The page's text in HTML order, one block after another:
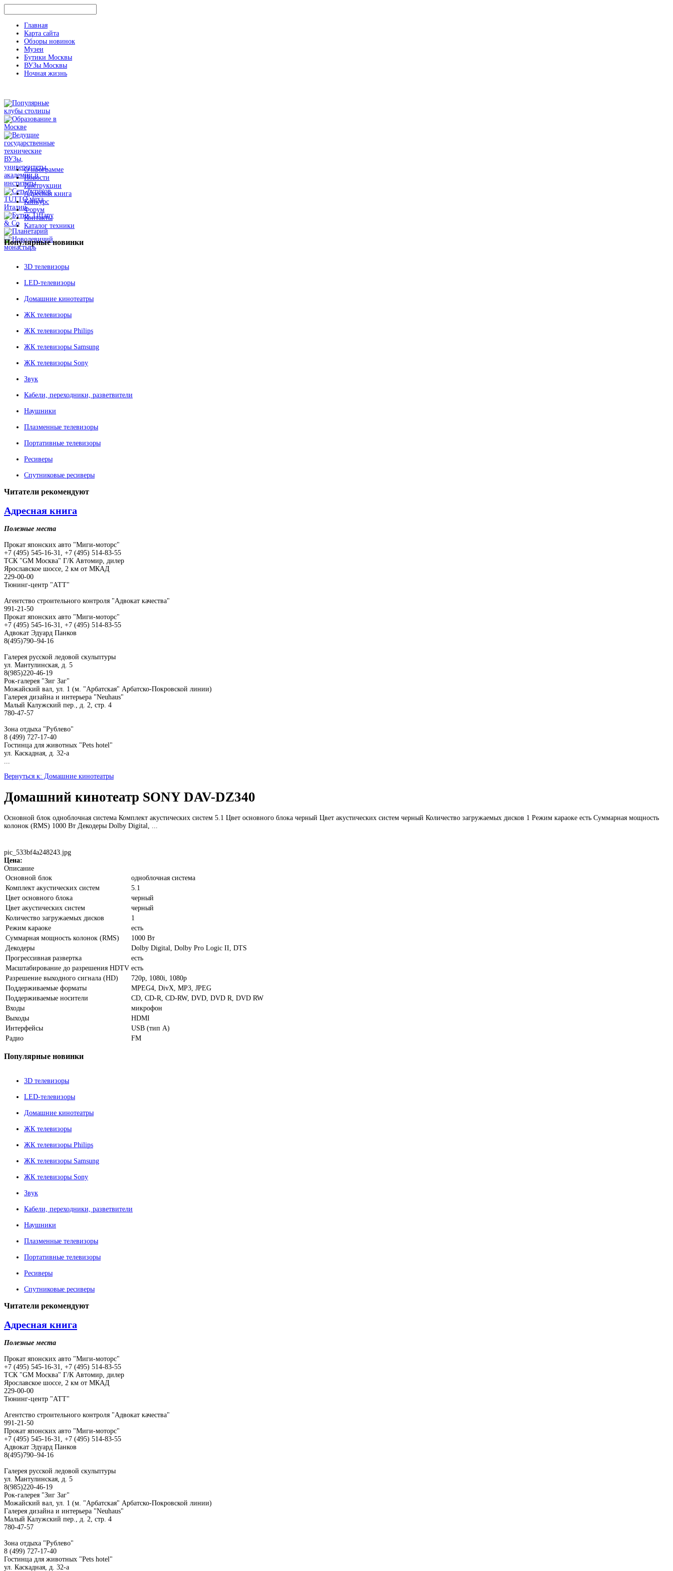
Главная
Карта сайта
Обзоры новинок
Музеи
Бутики Москвы
ВУЗы Москвы
Ночная жизнь
О программе
Новости
Инструкции
Адресная книга
Конкурс
Форум
Контакты
Каталог техники
Популярныеновинки
3D телевизоры
LED-телевизоры
Домашние кинотеатры
ЖК телевизоры
ЖК телевизоры Philips
ЖК телевизоры Samsung
ЖК телевизоры Sony
Звук
Кабели, переходники, разветвители
Наушники
Плазменные телевизоры
Портативные телевизоры
Ресиверы
Спутниковые ресиверы
Читатели рекомендуют
Адресная книга
Полезные места
Прокат японских авто "Миги-моторс"
+7 (495) 545-16-31, +7 (495) 514-83-55
ТСК "GM Москва" Г/К Автомир, дилер
Ярославское шоссе, 2 км от МКАД
229-00-00
Тюнинг-центр "АТТ"
Агентство строительного контроля "Адвокат качества"
991-21-50
Прокат японских авто "Миги-моторс"
+7 (495) 545-16-31, +7 (495) 514-83-55
Адвокат Эдуард Панков
8(495)790–94-16
Галерея русской ледовой скульптуры
ул. Мантулинская, д. 5
8(985)220-46-19
Рок-галерея "Зиг Заг"
Можайский вал, ул. 1 (м. "Арбатская" Арбатско-Покровской линии)
Галерея дизайна и интерьера "Neuhaus"
Малый Калужский пер., д. 2, стр. 4
780-47-57
Зона отдыха "Рублево"
8 (499) 727-17-40
Гостинца для животных "Рets hotel"
ул. Каскадная, д. 32-а
Вернуться к: Домашние кинотеатры
Домашний кинотеатр SONY DAV-DZ340
Основной блок одноблочная система Комплект акустических систем 5.1 Цвет основного блока черный Цвет акустических систем черный Количество загружаемых дисков 1 Режим караоке есть Суммарная мощность
колонок (RMS) 1000 Вт Декодеры Dolby Digital, ...
pic_533bf4a248243.jpg
Цена:
Описание
Основной блок
одноблочная система
Комплект акустических систем
5.1
Цвет основного блока
черный
Цвет акустических систем
черный
Количество загружаемых дисков
1
Режим караоке
есть
Суммарная мощность колонок (RMS)
1000 Вт
Декодеры
Dolby Digital, Dolby Pro Logic II, DTS
Прогрессивная развертка
есть
Масштабирование до разрешения HDTV есть
Разрешение выходного сигнала (HD)
720p, 1080i, 1080p
Поддерживаемые форматы
MPEG4, DivX, MP3, JPEG
Поддерживаемые носители
CD, CD-R, CD-RW, DVD, DVD R, DVD RW
Входы
микрофон
Выходы
HDMI
Интерфейсы
USB (тип A)
Радио
FM
Популярные новинки
3D телевизоры
LED-телевизоры
Домашние кинотеатры
ЖК телевизоры
ЖК телевизоры Philips
ЖК телевизоры Samsung
ЖК телевизоры Sony
Звук
Кабели, переходники, разветвители
Наушники
Плазменные телевизоры
Портативные телевизоры
Ресиверы
Спутниковые ресиверы
Читатели рекомендуют
Адресная книга
Полезные места
Прокат японских авто "Миги-моторс"
+7 (495) 545-16-31, +7 (495) 514-83-55
ТСК "GM Москва" Г/К Автомир, дилер
Ярославское шоссе, 2 км от МКАД
229-00-00
Тюнинг-центр "АТТ"
Агентство строительного контроля "Адвокат качества"
991-21-50
Прокат японских авто "Миги-моторс"
+7 (495) 545-16-31, +7 (495) 514-83-55
Адвокат Эдуард Панков
8(495)790–94-16
Галерея русской ледовой скульптуры
ул. Мантулинская, д. 5
8(985)220-46-19
Рок-галерея "Зиг Заг"
Можайский вал, ул. 1 (м. "Арбатская" Арбатско-Покровской линии)
Галерея дизайна и интерьера "Neuhaus"
Малый Калужский пер., д. 2, стр. 4
780-47-57
Зона отдыха "Рублево"
8 (499) 727-17-40
Гостинца для животных "Рets hotel"
ул. Каскадная, д. 32-а